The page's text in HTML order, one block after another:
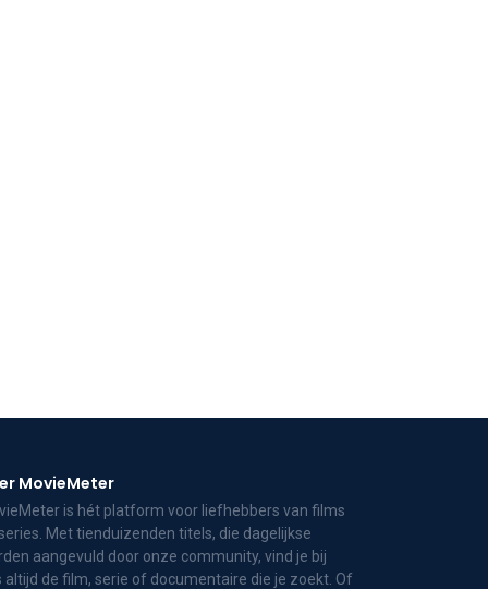
MovieMeter
is hét platform voor liefhebbers van films
Met tienduizenden titels, die dagelijkse
aangevuld door onze community, vind je bij
altijd de film, serie of documentaire die je zoekt. Of